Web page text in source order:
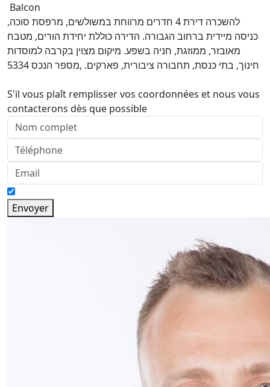
Balcon
להשכרה דירת 4 חדרים מרווחת במשולשים, מרפסת סוכה,
כניסה מיידית ברחוב הגבורה. הדירה כוללת יחידת הורים, מטבח
מאובזר, ממוזגת, חניה בשפע. מיקום מצוין בקרבה למוסדות
חינוך, בתי כנסת, תחבורה ציבורית, פארקים. ,מספר הנכס 5334
S'il vous plaît remplisser vos coordonnées et nous vous
contacterons dès que possible
Envoyer